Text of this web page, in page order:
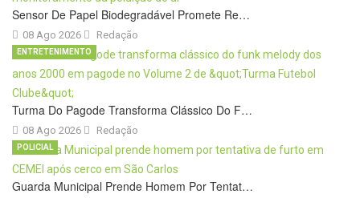
Sensor De Papel Biodegradável Promete Re…
08 Ago 2026 Redação
Turma Do Pagode Transforma Clássico Do F…
08 Ago 2026
ENTRETENIMENTO
Redação
Guarda Municipal Prende Homem Por Tentat…
POLICIAL